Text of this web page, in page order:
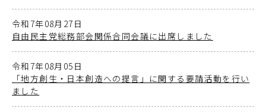
令和7年08月27日
自由民主党総務部会関係合同会議に出席しました
令和7年08月05日
「地方創生・日本創造への提言」に関する要請活動を行い
ました